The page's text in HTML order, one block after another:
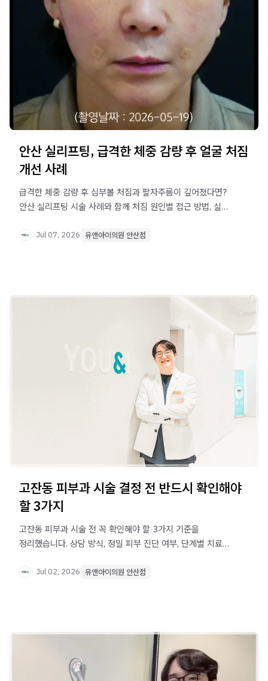
안산 실리프팅, 급격한 체중 감량 후 얼굴 처짐
개선 사례
급격한 체중 감량 후 심부볼 처짐과 팔자주름이 깊어졌다면?
안산 실리프팅 시술 사례와 함께 처짐 원인별 접근 방법, 실
Jul 07, 2026 유앤아이의원 안산점
고잔동 피부과 시술 결정 전 반드시 확인해야
할 3가지
고잔동 피부과 시술 전 꼭 확인해야 할 3가지 기준을
정리했습니다. 상담 방식, 정밀 피부 진단 여부, 단계별 치료
있습니다.Jul 02, 2026 유앤아이의원 안산점